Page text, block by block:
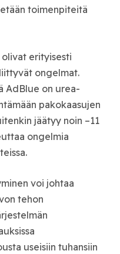
toimenpiteitä
olivat erityisesti
ongelmat.
AdBlue on urea-
pakokaasujen
jäätyy noin –11
ongelmia
voi johtaa
tehon
useisiin tuhansiin